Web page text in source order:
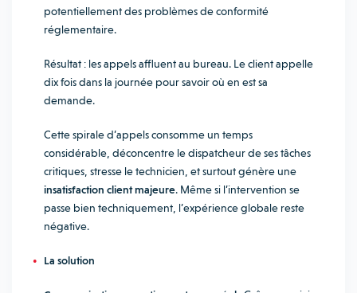
potentiellement des problèmes de conformité
réglementaire.
Résultat : les appels affluent au bureau. Le client appelle
dix fois dans la journée pour savoir où en est sa
demande.
Cette spirale d’appels consomme un temps
considérable, déconcentre le dispatcheur de ses tâches
critiques, stresse le technicien, et surtout génère une
insatisfaction client majeure. Même si l’intervention se
passe bien techniquement, l’expérience globale reste
négative.
La solution